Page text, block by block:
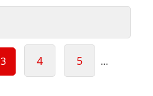
de
entradas
Page
3 Page
4 Page
5 …